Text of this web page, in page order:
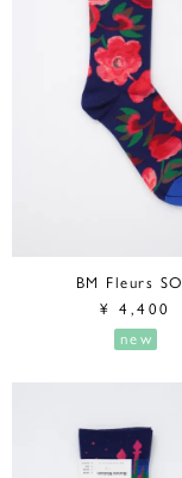
BM Fleurs
¥ 4,400
new